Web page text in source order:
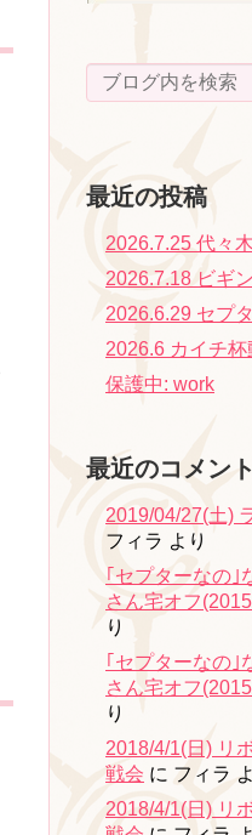
最近の投稿
2026.7.25 代々
2026.7.18 ビギ
2026.6.29 セプ
2026.6 カイチ杯
保護中: work
最近のコメント
2019/04/27(土)
フィラ より
｢セプターなの｣
さん宅オフ
り
｢セプターなの｣
さん宅オフ
り
2018/4/1(日) リ
戦会 に フィラ
2018/4/1(日) リ